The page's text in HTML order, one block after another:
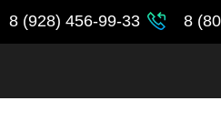
8 (928) 456-99-33 8